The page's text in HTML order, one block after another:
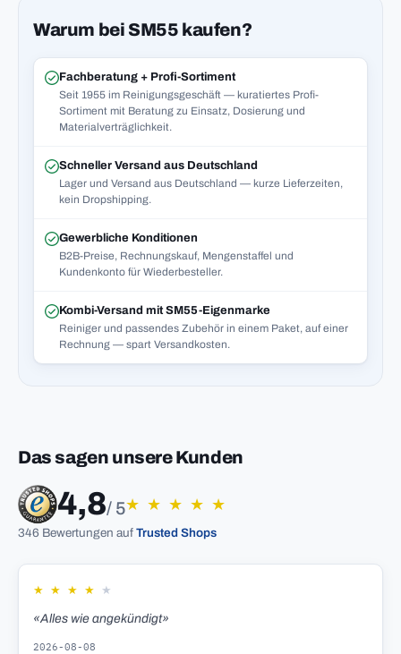
Warum bei SM55 kaufen?
Fachberatung + Profi-Sortiment
Seit 1955 im Reinigungsgeschäft — kuratiertes Profi-
Sortiment mit Beratung zu Einsatz, Dosierung und
Materialverträglichkeit.
Schneller Versand aus Deutschland
Lager und Versand aus Deutschland — kurze Lieferzeiten,
kein Dropshipping.
Gewerbliche Konditionen
B2B-Preise, Rechnungskauf, Mengenstaffel und
Kundenkonto für Wiederbesteller.
Kombi-Versand mit SM55-Eigenmarke
Reiniger und passendes Zubehör in einem Paket, auf einer
Rechnung — spart Versandkosten.
Das sagen unsere Kunden
4,8/ 5★ ★ ★ ★ ★
346 Bewertungen auf Trusted Shops
★ ★ ★ ★ ★
«Alles wie angekündigt»
2026-08-08